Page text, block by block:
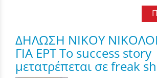
ΔΗΛΩΣΗ ΝΙΚΟΥ
ΓΙΑ ΕΡΤ Το success story
μετατρέπεται σε freak